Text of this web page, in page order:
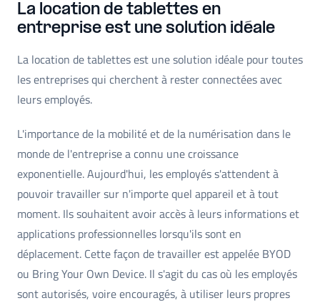
La location de tablettes en
entreprise est une solution idéale
La location de tablettes est une solution idéale pour toutes
les entreprises qui cherchent à rester connectées avec
leurs employés.
L'importance de la mobilité et de la numérisation dans le
monde de l'entreprise a connu une croissance
exponentielle. Aujourd'hui, les employés s'attendent à
pouvoir travailler sur n'importe quel appareil et à tout
moment. Ils souhaitent avoir accès à leurs informations et
applications professionnelles lorsqu'ils sont en
déplacement. Cette façon de travailler est appelée BYOD
ou Bring Your Own Device. Il s'agit du cas où les employés
sont autorisés, voire encouragés, à utiliser leurs propres